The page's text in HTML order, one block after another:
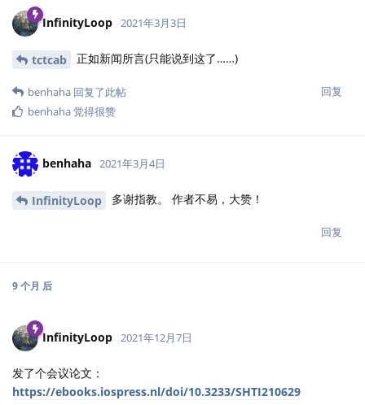
InfinityLoop 2021年3月3日
tctcab 正如新闻所言(只能说到这了……)
回复
benhaha 回复了此帖
benhaha觉得很赞
benhaha 2021年3月4日
InfinityLoop 多谢指教。 作者不易，大赞！
回复
9 个月 后
InfinityLoop 2021年12月7日
发了个会议论文：
https://ebooks.iospress.nl/doi/10.3233/SHTI210629